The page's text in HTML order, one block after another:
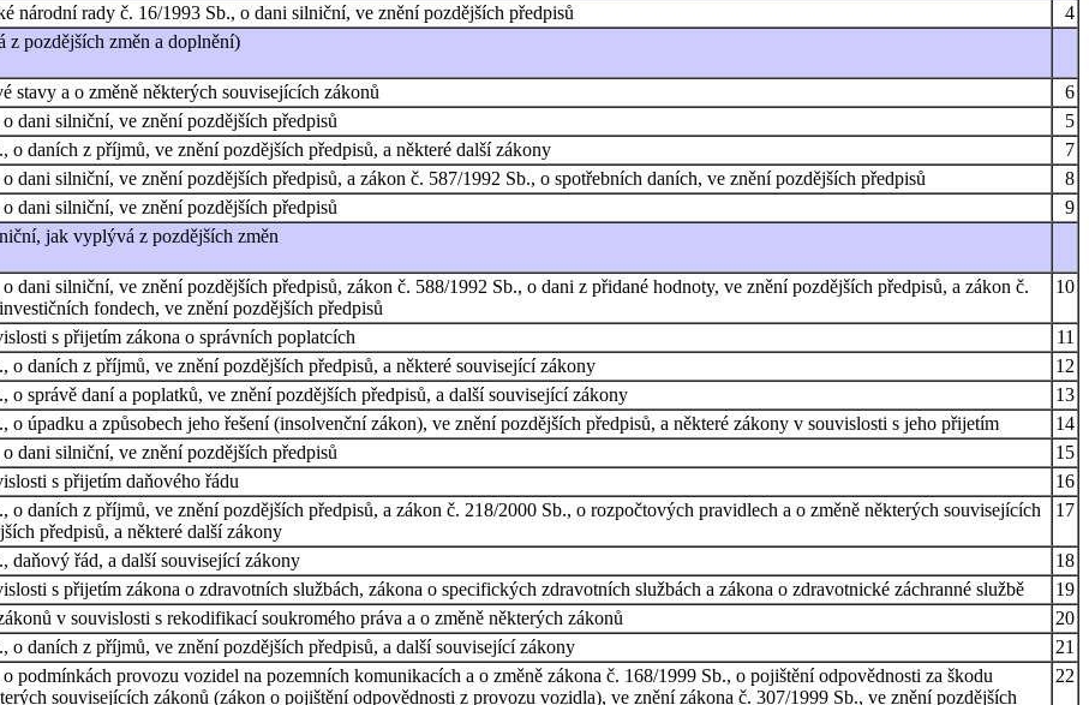
národní rady č. 16/1993 Sb., o dani silniční, ve znění pozdějších předpisů
4
pozdějších změn a doplnění)
stavy a o změně některých souvisejících zákonů
6
dani silniční, ve znění pozdějších předpisů
5
o daních z příjmů, ve znění pozdějších předpisů, a některé další zákony
7
dani silniční, ve znění pozdějších předpisů, a zákon č. 587/1992 Sb., o spotřebních daních, ve znění pozdějších předpisů
8
dani silniční, ve znění pozdějších předpisů
9
jak vyplývá z pozdějších změn
dani silniční, ve znění pozdějších předpisů, zákon č. 588/1992 Sb., o dani z přidané hodnoty, ve znění pozdějších předpisů, a zákon č.
fondech, ve znění pozdějších předpisů
10
s přijetím zákona o správních poplatcích
11
o daních z příjmů, ve znění pozdějších předpisů, a některé související zákony
12
o správě daní a poplatků, ve znění pozdějších předpisů, a další související zákony
13
o úpadku a způsobech jeho řešení (insolvenční zákon), ve znění pozdějších předpisů, a některé zákony v souvislosti s jeho přijetím
14
dani silniční, ve znění pozdějších předpisů
15
s přijetím daňového řádu
16
o daních z příjmů, ve znění pozdějších předpisů, a zákon č. 218/2000 Sb., o rozpočtových pravidlech a o změně některých souvisejících
předpisů, a některé další zákony
17
daňový řád, a další související zákony
18
s přijetím zákona o zdravotních službách, zákona o specifických zdravotních službách a zákona o zdravotnické záchranné službě
19
v souvislosti s rekodifikací soukromého práva a o změně některých zákonů
20
o daních z příjmů, ve znění pozdějších předpisů, a další související zákony
21
podmínkách provozu vozidel na pozemních komunikacích a o změně zákona č. 168/1999 Sb., o pojištění odpovědnosti za škodu
souvisejících zákonů (zákon o pojištění odpovědnosti z provozu vozidla), ve znění zákona č. 307/1999 Sb., ve znění pozdějších
22